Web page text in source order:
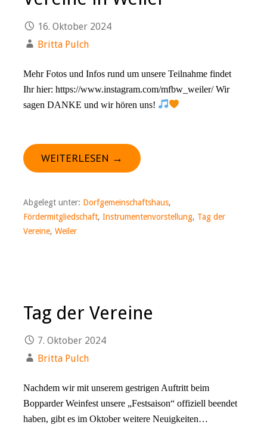
16. Oktober 2024
Britta Pulch
Mehr Fotos und Infos rund um unsere Teilnahme findet
Ihr hier: https://www.instagram.com/mfbw_weiler/ Wir
sagen DANKE und wir hören uns!
WEITERLESEN →
Abgelegt unter: Dorfgemeinschaftshaus,
Fördermitgliedschaft, Instrumentenvorstellung, Tag der
Vereine, Weiler
Tag der Vereine
7. Oktober 2024
Britta Pulch
Nachdem wir mit unserem gestrigen Auftritt beim
Bopparder Weinfest unsere „Festsaison“ offiziell beendet
haben, gibt es im Oktober weitere Neuigkeiten…